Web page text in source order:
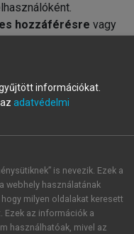
hozzáférésre vagy
új fiókot.
automatikusan
információkat.
adatvédelmi
is nevezik. Ezek a
webhely használatának
milyen oldalakat keresett
Ezek az információk a
használhatóak, mivel az